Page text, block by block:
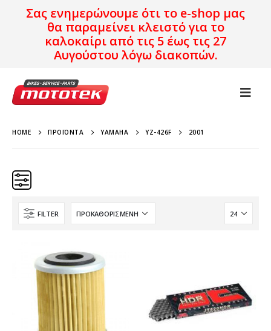
Σας ενημερώνουμε ότι το e-shop μας
θα παραμείνει κλειστό για το
καλοκαίρι από τις 5 έως τις 27
Αυγούστου λόγω διακοπών.
HOME ΠΡΟΪΌΝΤΑ YAMAHA YZ-426F 2001
Κατηγορίες
Προϊόν Προέλευση
Aftermarket
FILTER